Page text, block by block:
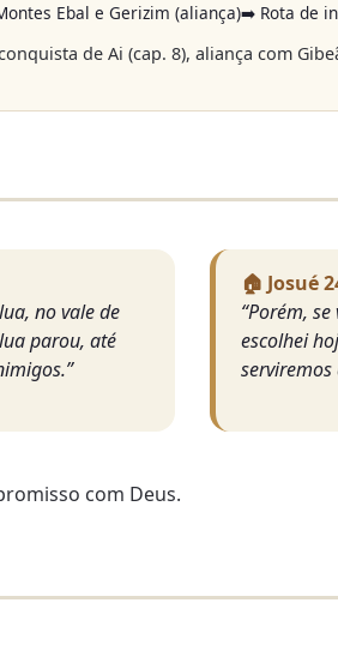
Ebal e Gerizim (aliança)➡️ Rota de
de Ai (cap. 8), aliança com
no vale de
parou, até
🏠 Josué
“Porém,
escolhei
serviremos
com Deus.